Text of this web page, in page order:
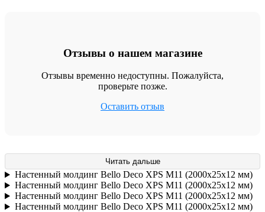
Отзывы о нашем магазине
Отзывы временно недоступны. Пожалуйста,
проверьте позже.
Оставить отзыв
Читать дальше
Настенный молдинг Bellо Deco XPS М11 (2000х25х12 мм)
Настенный молдинг Bellо Deco XPS М11 (2000х25х12 мм)
Настенный молдинг Bellо Deco XPS М11 (2000х25х12 мм)
Настенный молдинг Bellо Deco XPS М11 (2000х25х12 мм)